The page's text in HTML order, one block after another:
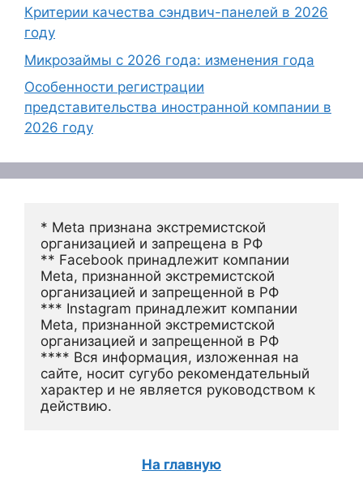
Критерии качества сэндвич-панелей в 2026
году
Микрозаймы с 2026 года: изменения года
Особенности регистрации
представительства иностранной компании в
2026 году
* Meta признана экстремистской
организацией и запрещена в РФ
** Facebook принадлежит компании
Meta, признанной экстремистской
организацией и запрещенной в РФ
*** Instagram принадлежит компании
Meta, признанной экстремистской
организацией и запрещенной в РФ
**** Вся информация, изложенная на
сайте, носит сугубо рекомендательный
характер и не является руководством к
действию.
На главную